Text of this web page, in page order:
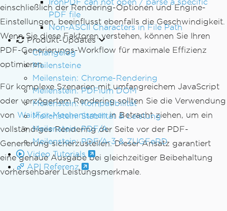
IronPDF can not open / parse a specific
PDF file
Non-ASCII Characters in File Path
Produkt-Updates
Changelog
Meilensteine
Meilenstein: Chrome-Rendering
Meilenstein: PDFium DOM
Meilenstein: Kompatibilität
Meilenstein: Stabilität & Leistung
Meilenstein: PDF/A
Meilenstein: PDF/A-3 & ZUGFeRD
Video Tutorials
API Referenz
einschließlich der Rendering-Optionen und Engine-
Einstellungen, beeinflusst ebenfalls die Geschwindigkeit.
Wenn Sie diese Faktoren verstehen, können Sie Ihren
PDF-Generierungs-Workflow für maximale Effizienz
optimieren.
Für komplexe Szenarien mit umfangreichem JavaScript
oder verzögertem Rendering sollten Sie die Verwendung
von WaitFor-Mechanismenin Betracht ziehen, um ein
vollständiges Rendering der Seite vor der PDF-
Generierung sicherzustellen. Dieser Ansatz garantiert
eine genaue Ausgabe bei gleichzeitiger Beibehaltung
vorhersehbarer Leistungsmerkmale.